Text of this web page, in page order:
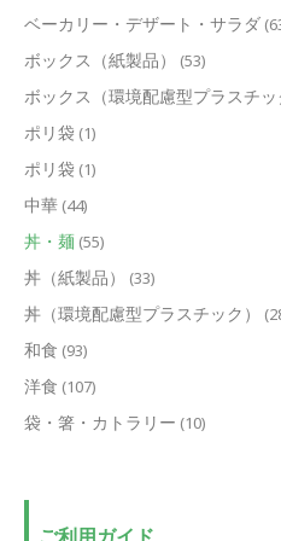
ベーカリー・デザート・サラダ
ボックス（紙製品） (53)
ボックス（環境配慮型プラスチッ
ポリ袋 (1)
ポリ袋 (1)
中華 (44)
丼・麺 (55)
丼（紙製品） (33)
丼（環境配慮型プラスチック）
和食 (93)
洋食 (107)
袋・箸・カトラリー (10)